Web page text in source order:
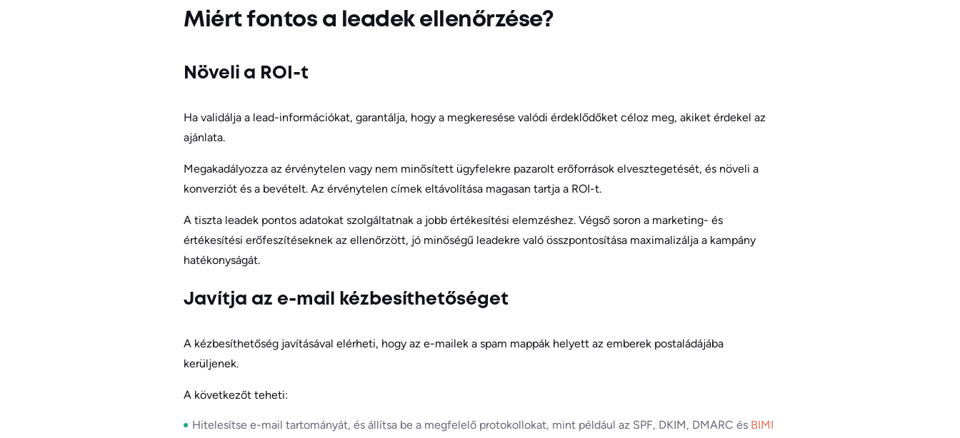
Miért fontos a leadek ellenőrzése?
Növeli a ROI-t
Ha validálja a lead-információkat, garantálja, hogy a megkeresése valódi érdeklődőket céloz meg, akiket érdekel az
ajánlata.
Megakadályozza az érvénytelen vagy nem minősített ügyfelekre pazarolt erőforrások elvesztegetését, és növeli a
konverziót és a bevételt. Az érvénytelen címek eltávolítása magasan tartja a ROI-t.
A tiszta leadek pontos adatokat szolgáltatnak a jobb értékesítési elemzéshez. Végső soron a marketing- és
értékesítési erőfeszítéseknek az ellenőrzött, jó minőségű leadekre való összpontosítása maximalizálja a kampány
hatékonyságát.
Javítja az e-mail kézbesíthetőséget
A kézbesíthetőség javításával elérheti, hogy az e-mailek a spam mappák helyett az emberek postaládájába
kerüljenek.
A következőt teheti:
Hitelesítse e-mail tartományát, és állítsa be a megfelelő protokollokat, mint például az SPF, DKIM, DMARC és BIMI